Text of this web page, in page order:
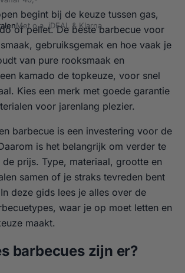
begint bij de keuze tussen gas,
of pellet. De beste barbecue voor
gebruiksgemak en hoe vaak je
van pure rooksmaak en
kamado de topkeuze, voor snel
Kies een merk met goede garantie
voor jarenlang plezier.
barbecue is een investering voor de
is het belangrijk om verder te
de prijs. Type, materiaal, grootte en
samen of je straks tevreden bent
deze gids lees je alles over de
waar je op moet letten en
maakt.
barbecues zijn er?